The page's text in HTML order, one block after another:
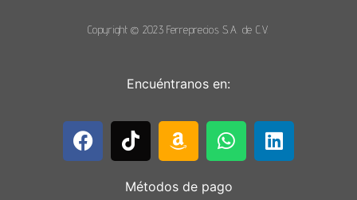
Copyright © 2023 Ferreprecios S.A. de C.V.
Encuéntranos en:
Métodos de pago